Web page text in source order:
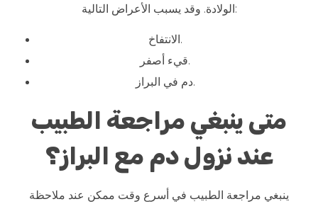
الولادة. وقد يسبب الأعراض التالية:
الانتفاخ.
قيء أصفر.
دم في البراز.
متى ينبغي مراجعة الطبيب
عند نزول دم مع البراز؟
ينبغي مراجعة الطبيب في أسرع وقت ممكن عند ملاحظة